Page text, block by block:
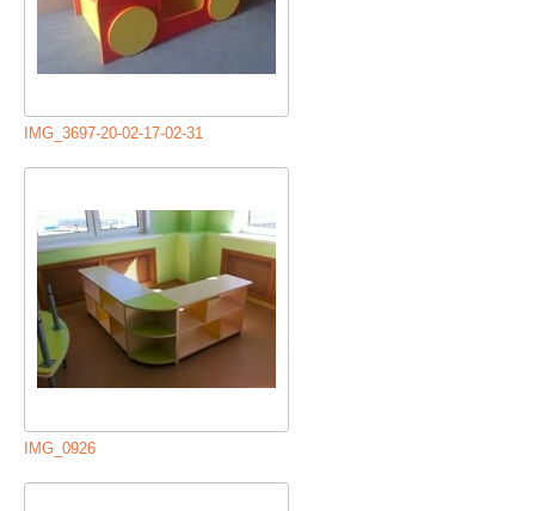
IMG_3697-20-02-17-02-31
IMG_0926